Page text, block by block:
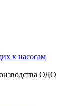
к насосам
ОДО